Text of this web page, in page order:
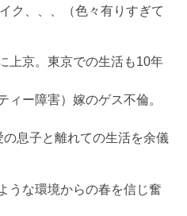
ク、、、（色々有りすぎて
上京。東京での生活も10年
ィー障害）嫁のゲス不倫。
息子と離れての生活を余儀
うな環境からの春を信じ奮